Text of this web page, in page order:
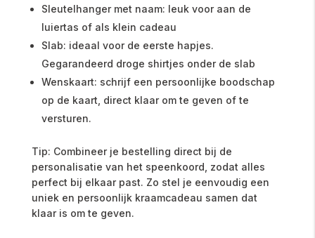
Sleutelhanger met naam: leuk voor aan de
luiertas of als klein cadeau
Slab: ideaal voor de eerste hapjes.
Gegarandeerd droge shirtjes onder de slab
Wenskaart: schrijf een persoonlijke boodschap
op de kaart, direct klaar om te geven of te
versturen.
Tip: Combineer je bestelling direct bij de
personalisatie van het speenkoord, zodat alles
perfect bij elkaar past. Zo stel je eenvoudig een
uniek en persoonlijk kraamcadeau samen dat
klaar is om te geven.